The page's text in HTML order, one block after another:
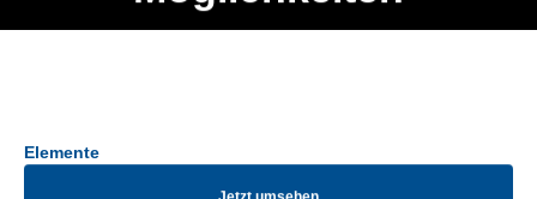
Elemente